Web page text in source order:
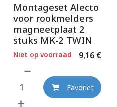
Montageset Alecto
voor rookmelders
magneetplaat 2
stuks MK-2 TWIN
9,16€
Niet op voorraad
Favoriet